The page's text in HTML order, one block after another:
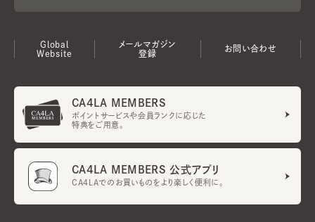
Global
Website
メールマガジン
登録
お問い合わせ
CA4LA MEMBERS
ポイントサービスや会員ランクに応じた
特典をご用意。
CA4LA MEMBERS 公式アプリ
CA4LAでのお買いものをより楽しく便利に。